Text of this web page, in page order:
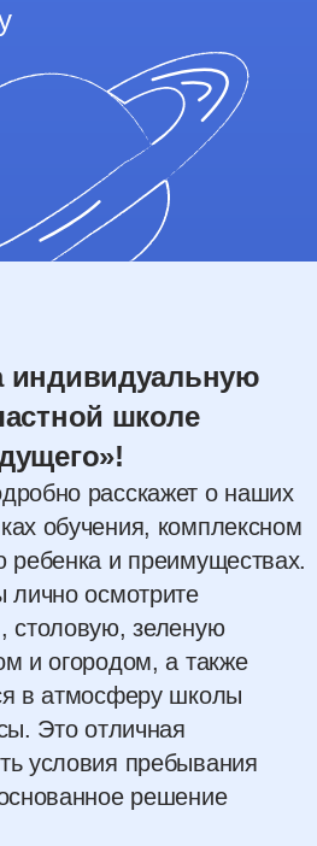
индивидуальную
школе
расскажет о наших
обучения, комплексном
ребенка и преимуществах.
лично осмотрите
столовую, зеленую
и огородом, а также
в атмосферу школы
Это отличная
условия пребывания
решение